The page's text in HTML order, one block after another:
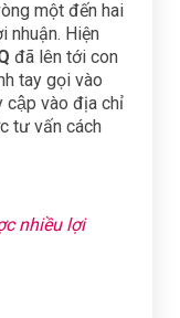
một đến hai
nhuận. Hiện
đã lên tới con
tay gọi vào
cập vào địa chỉ
tư vấn cách
nhiều lợi